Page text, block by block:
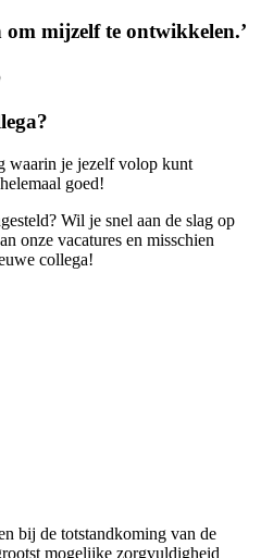
mijzelf te ontwikkelen.’
waarin je jezelf volop kunt
goed!
Wil je snel aan de slag op
onze vacatures en misschien
collega!
bij de totstandkoming van de
mogelijke zorgvuldigheid